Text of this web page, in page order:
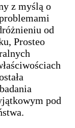
z myślą o
od
Prosteo
pod